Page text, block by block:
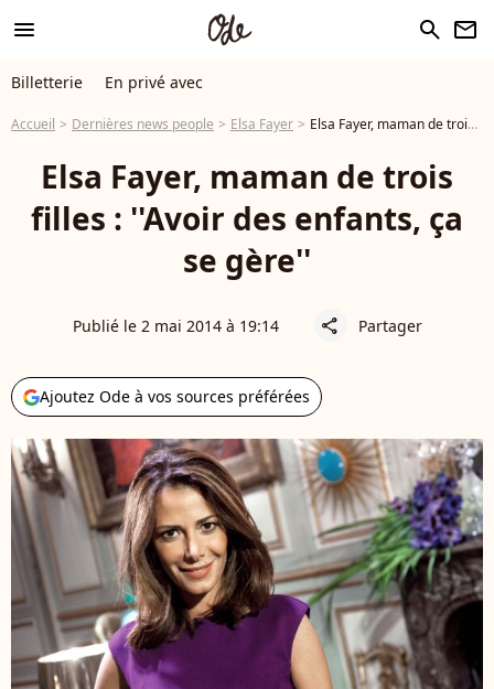
menu search newsletter
Billetterie En privé avec
Accueil Dernières news people Elsa Fayer Elsa Fayer, maman de trois filles : ''Avoir des enfants, ça se gère''
Elsa Fayer, maman de trois
filles : ''Avoir des enfants, ça
se gère''
Publié le 2 mai 2014 à 19:14 share Partager
Ajoutez Ode à vos sources préférées